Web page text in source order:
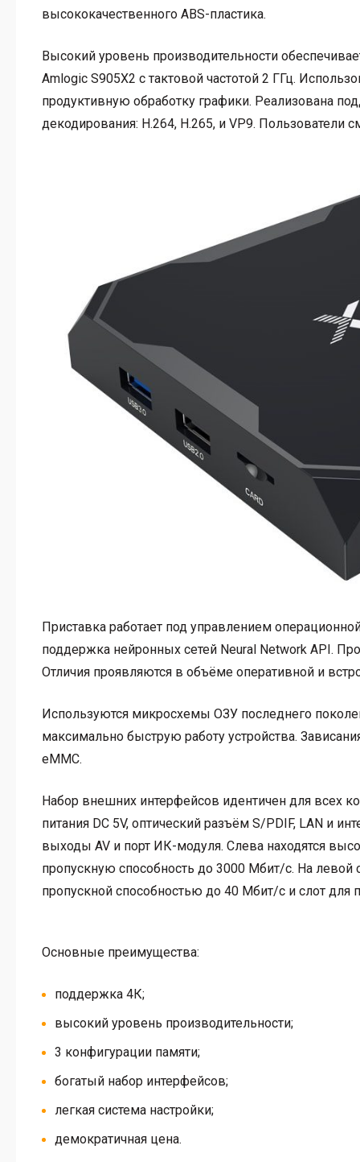
высококачественного ABS-пластика.
Высокий уровень производительности
Amlogic S905X2 с тактовой частотой 2 ГГц.
продуктивную обработку графики. Реализована
декодирования: H.264, H.265, и VP9. Пользователи
Приставка работает под управлением
поддержка нейронных сетей Neural Network API.
Отличия проявляются в объёме оперативной и
Используются микросхемы ОЗУ последнего
максимально быструю работу устройства.
eMMC.
Набор внешних интерфейсов идентичен для всех
питания DC 5V, оптический разъём S/PDIF, LAN и
выходы AV и порт ИК-модуля. Слева находятся
пропускную способность до 3000 Мбит/с. На левой
пропускной способностью до 40 Мбит/с и слот
Основные преимущества:
поддержка 4К;
высокий уровень производительности;
3 конфигурации памяти;
богатый набор интерфейсов;
легкая система настройки;
демократичная цена.